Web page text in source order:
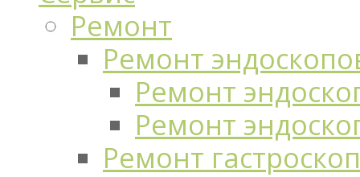
Ремонт
Ремонт
Ремонт
Ремонт
Ремонт